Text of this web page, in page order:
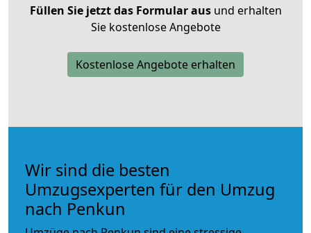
Füllen Sie jetzt das Formular ausund erhalten
Sie kostenlose Angebote
Kostenlose Angebote erhalten
Wir sind die besten
Umzugsexperten für den Umzug
nach Penkun